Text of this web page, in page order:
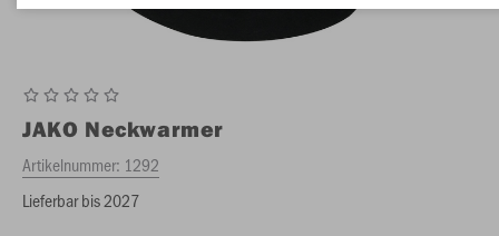
JAKO Neckwarmer
Artikelnummer: 1292
Lieferbar bis 2027